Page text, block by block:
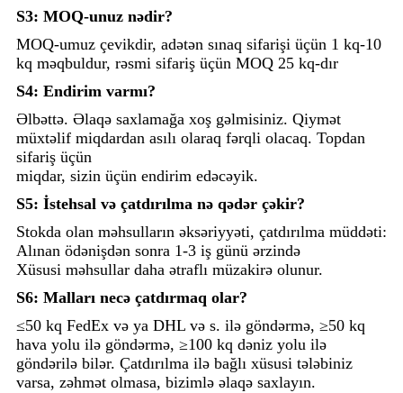
S3: MOQ-unuz nədir?
MOQ-umuz çevikdir, adətən sınaq sifarişi üçün 1 kq-10
kq məqbuldur, rəsmi sifariş üçün MOQ 25 kq-dır
S4: Endirim varmı?
Əlbəttə. Əlaqə saxlamağa xoş gəlmisiniz. Qiymət
müxtəlif miqdardan asılı olaraq fərqli olacaq. Topdan
sifariş üçün
miqdar, sizin üçün endirim edəcəyik.
S5: İstehsal və çatdırılma nə qədər çəkir?
Stokda olan məhsulların əksəriyyəti, çatdırılma müddəti:
Alınan ödənişdən sonra 1-3 iş günü ərzində
Xüsusi məhsullar daha ətraflı müzakirə olunur.
S6: Malları necə çatdırmaq olar?
≤50 kq FedEx və ya DHL və s. ilə göndərmə, ≥50 kq
hava yolu ilə göndərmə, ≥100 kq dəniz yolu ilə
göndərilə bilər. Çatdırılma ilə bağlı xüsusi tələbiniz
varsa, zəhmət olmasa, bizimlə əlaqə saxlayın.